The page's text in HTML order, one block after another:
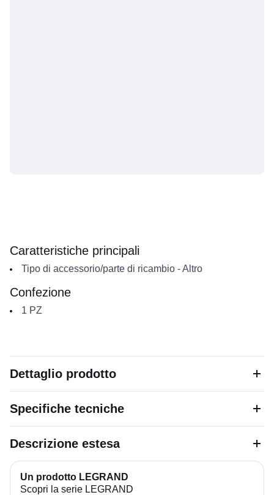
Caratteristiche principali
Tipo di accessorio/parte di ricambio-Altro
Confezione
1 PZ
Dettaglio prodotto
Specifiche tecniche
Descrizione estesa
Un prodotto LEGRAND
Scopri la serie LEGRAND